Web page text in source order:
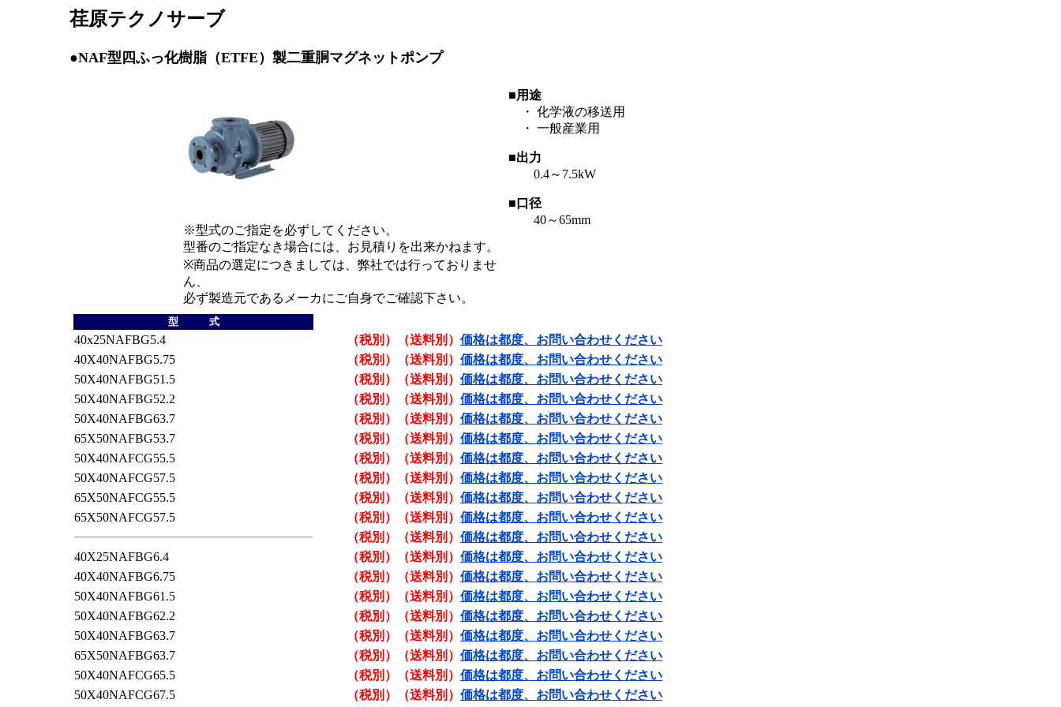
荏原テクノサーブ
●NAF型四ふっ化樹脂（ETFE）製二重胴マグネットポンプ
※型式のご指定を必ずしてください。
型番のご指定なき場合には、お見積りを出来かねます。
※商品の選定につきましては、弊社では行っておりませ
ん、
必ず製造元であるメーカにご自身でご確認下さい。
■用途
・ 化学液の移送用
・ 一般産業用
■出力
0.4～7.5kW
■口径
40～65mm
型 式
40x25NAFBG5.4 （税別）（送料別） 価格は都度、お問い合わせください
40X40NAFBG5.75
（税別）（送料別） 価格は都度、お問い合わせください
50X40NAFBG51.5
（税別）（送料別） 価格は都度、お問い合わせください
50X40NAFBG52.2
（税別）（送料別） 価格は都度、お問い合わせください
50X40NAFBG63.7
（税別）（送料別） 価格は都度、お問い合わせください
65X50NAFBG53.7
（税別）（送料別） 価格は都度、お問い合わせください
50X40NAFCG55.5
（税別）（送料別） 価格は都度、お問い合わせください
50X40NAFCG57.5
（税別）（送料別） 価格は都度、お問い合わせください
65X50NAFCG55.5
（税別）（送料別） 価格は都度、お問い合わせください
65X50NAFCG57.5
（税別）（送料別） 価格は都度、お問い合わせください
（税別）（送料別） 価格は都度、お問い合わせください
40X25NAFBG6.4
（税別）（送料別） 価格は都度、お問い合わせください
40X40NAFBG6.75
（税別）（送料別） 価格は都度、お問い合わせください
50X40NAFBG61.5
（税別）（送料別） 価格は都度、お問い合わせください
50X40NAFBG62.2
（税別）（送料別） 価格は都度、お問い合わせください
50X40NAFBG63.7
（税別）（送料別） 価格は都度、お問い合わせください
65X50NAFBG63.7
（税別）（送料別） 価格は都度、お問い合わせください
50X40NAFCG65.5
（税別）（送料別） 価格は都度、お問い合わせください
50X40NAFCG67.5
（税別）（送料別） 価格は都度、お問い合わせください